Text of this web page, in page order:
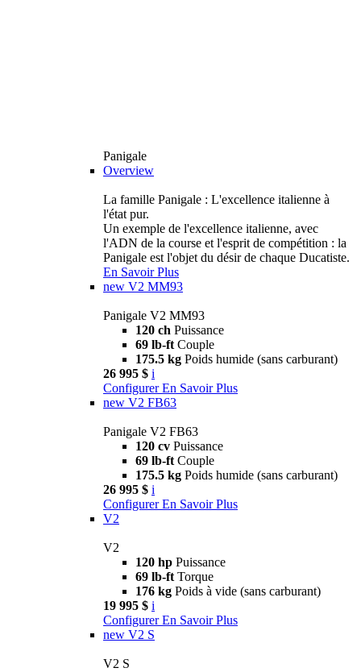
Panigale
Overview
La famille Panigale : L'excellence italienne à
l'état pur.
Un exemple de l'excellence italienne, avec
l'ADN de la course et l'esprit de compétition : la
Panigale est l'objet du désir de chaque Ducatiste.
En Savoir Plus
new V2 MM93
Panigale V2 MM93
120 ch Puissance
69 lb-ft Couple
175.5 kg Poids humide (sans carburant)
26 995 $ i
Configurer En Savoir Plus
new V2 FB63
Panigale V2 FB63
120 cv Puissance
69 lb-ft Couple
175.5 kg Poids humide (sans carburant)
26 995 $ i
Configurer En Savoir Plus
V2
V2
120 hp Puissance
69 lb-ft Torque
176 kg Poids à vide (sans carburant)
19 995 $ i
Configurer En Savoir Plus
new V2 S
V2 S